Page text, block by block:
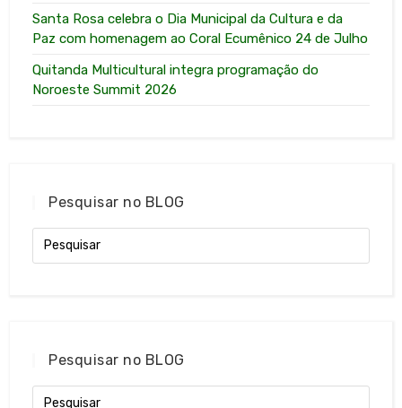
Santa Rosa celebra o Dia Municipal da Cultura e da
Paz com homenagem ao Coral Ecumênico 24 de Julho
Quitanda Multicultural integra programação do
Noroeste Summit 2026
Pesquisar no BLOG
Pesquisar no BLOG